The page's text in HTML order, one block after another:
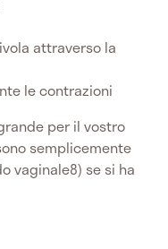
attraverso la
le contrazioni
per il vostro
semplicemente
vaginale8) se si ha